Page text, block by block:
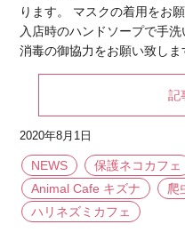
ります。 マスクの着用をお願
入店時のハンドソープで手
消毒の御協力をお願い致しま
記
2020年8月1日
NEWS 保護ネコカフェ
Animal Cafe キズナ
爬
ハリネズミカフェ